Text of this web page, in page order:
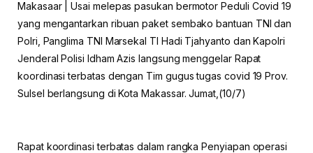
Makasaar | Usai melepas pasukan bermotor Peduli Covid 19
yang mengantarkan ribuan paket sembako bantuan TNI dan
Polri, Panglima TNI Marsekal TI Hadi Tjahyanto dan Kapolri
Jenderal Polisi Idham Azis langsung menggelar Rapat
koordinasi terbatas dengan Tim gugus tugas covid 19 Prov.
Sulsel berlangsung di Kota Makassar. Jumat,(10/7)
Rapat koordinasi terbatas dalam rangka Penyiapan operasi